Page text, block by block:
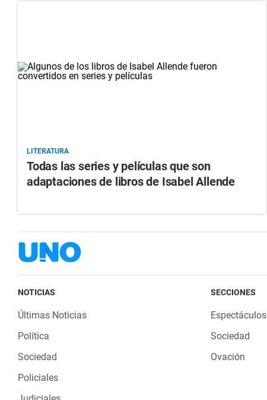
LITERATURA
Todas las series y películas que son
adaptaciones de libros de Isabel Allende
NOTICIAS
Últimas Noticias
Política
Sociedad
Policiales
SECCIONES
Espectáculos
Sociedad
Ovación